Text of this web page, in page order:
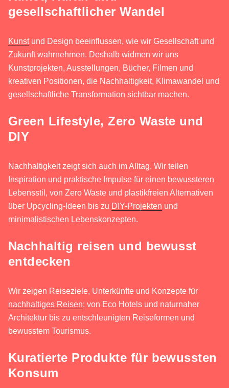
gesellschaftlicher Wandel
Kunstund Design beeinflussen, wie wir Gesellschaft und
Zukunft wahrnehmen. Deshalb widmen wir uns
Kunstprojekten, Ausstellungen, Bücher, Filmen und
kreativen Positionen, die Nachhaltigkeit, Klimawandel und
gesellschaftliche Transformation sichtbar machen.
Green Lifestyle, Zero Waste und
DIY
Nachhaltigkeit zeigt sich auch im Alltag. Wir teilen
Inspiration und praktische Impulse für einen bewussteren
Lebensstil, von Zero Waste und plastikfreien Alternativen
über Upcycling-Ideen bis zu DIY-Projekten und
minimalistischen Lebenskonzepten.
Nachhaltig reisen und bewusst
entdecken
Wir zeigen Reiseziele, Unterkünfte und Konzepte für
nachhaltiges Reisen: von Eco Hotels und naturnaher
Architektur bis zu entschleunigten Reiseformen und
bewusstem Tourismus.
Kuratierte Produkte für bewussten
Konsum